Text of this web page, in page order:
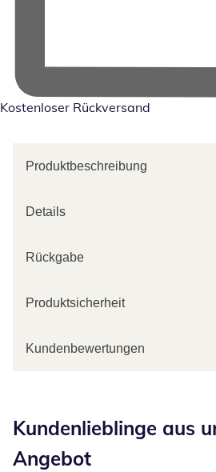
Kostenloser Rückversand
Produktbeschreibung
Details
Rückgabe
Produktsicherheit
Kundenbewertungen
Kundenlieblinge aus
Angebot